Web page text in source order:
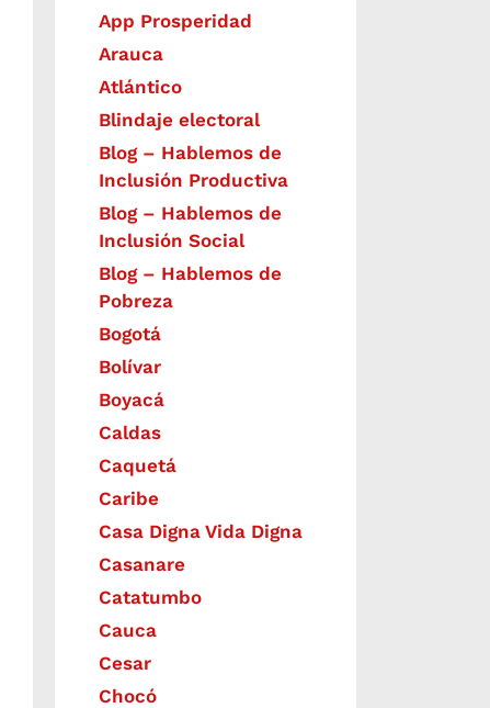
App Prosperidad
Arauca
Atlántico
Blindaje electoral
Blog – Hablemos de
Inclusión Productiva
Blog – Hablemos de
Inclusión Social
Blog – Hablemos de
Pobreza
Bogotá
Bolívar
Boyacá
Caldas
Caquetá
Caribe
Casa Digna Vida Digna
Casanare
Catatumbo
Cauca
Cesar
Chocó